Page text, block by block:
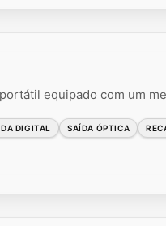
equipado com um
DIGITAL SAÍDA ÓPTICA